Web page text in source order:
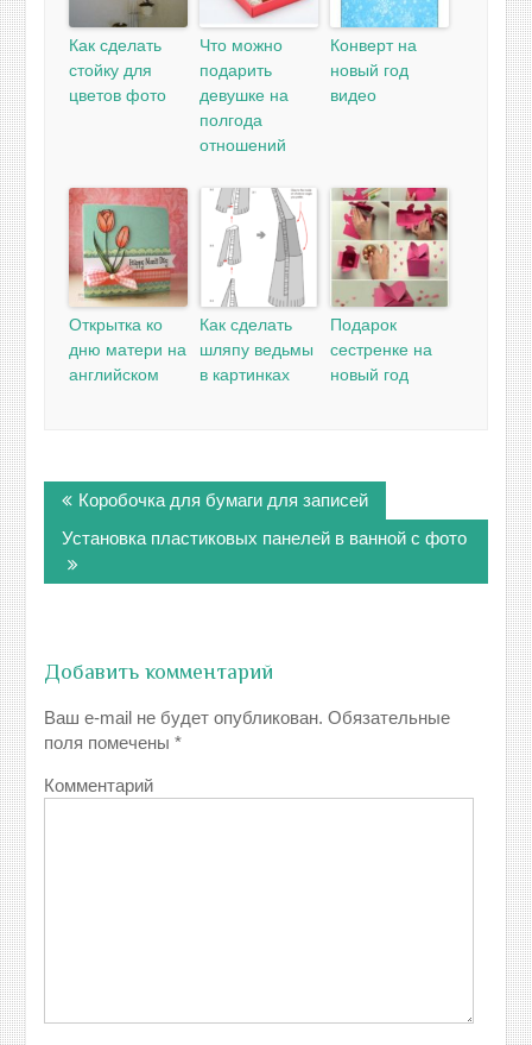
Как сделать
стойку для
цветов фото
Что можно
подарить
девушке на
полгода
отношений
Конверт на
новый год
видео
Открытка ко
дню матери на
английском
Как сделать
шляпу ведьмы
в картинках
Подарок
сестренке на
новый год
по
записям
Коробочка для бумаги для записей
Установка пластиковых панелей в ванной с фото
Добавить комментарий
Ваш e-mail не будет опубликован. Обязательные
поля помечены*
Комментарий